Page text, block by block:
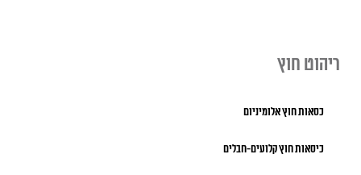
ריהוט חוץ
כסאות חוץ אלומיניום
כיסאות חוץ קלועים-חבלים